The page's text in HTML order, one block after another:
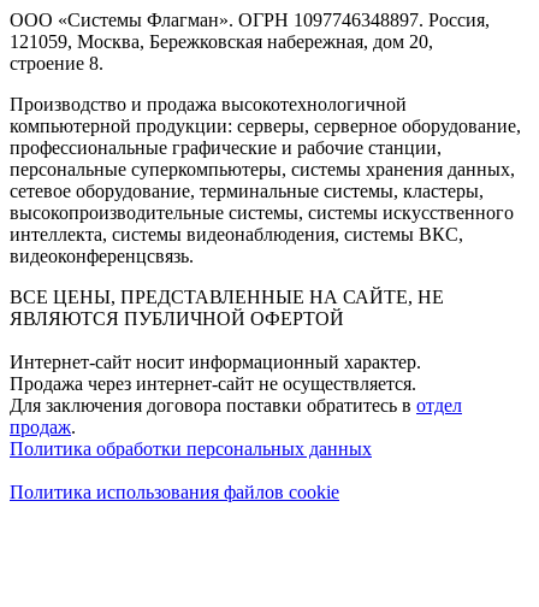
ООО «Системы Флагман». ОГРН 1097746348897. Россия,
121059, Москва, Бережковская набережная, дом 20,
строение 8.
Производство и продажа высокотехнологичной
компьютерной продукции: серверы, серверное оборудование,
профессиональные графические и рабочие станции,
персональные суперкомпьютеры, системы хранения данных,
сетевое оборудование, терминальные системы, кластеры,
высокопроизводительные системы, системы искусственного
интеллекта, системы видеонаблюдения, системы ВКС,
видеоконференцсвязь.
ВСЕ ЦЕНЫ, ПРЕДСТАВЛЕННЫЕ НА САЙТЕ, НЕ
ЯВЛЯЮТСЯ ПУБЛИЧНОЙ ОФЕРТОЙ
Интернет-сайт носит информационный характер.
Продажа через интернет-сайт не осуществляется.
Для заключения договора поставки обратитесь в отдел
продаж.
Политика обработки персональных данных
Политика использования файлов cookie